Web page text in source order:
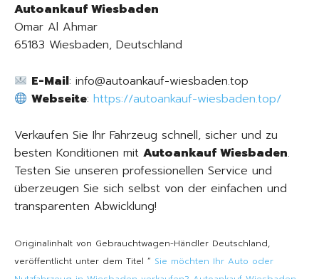
Autoankauf Wiesbaden
Omar Al Ahmar
65183 Wiesbaden, Deutschland
E-Mail: info@autoankauf-wiesbaden.top
Webseite:https://autoankauf-wiesbaden.top/
Verkaufen Sie Ihr Fahrzeug schnell, sicher und zu
besten Konditionen mit Autoankauf Wiesbaden.
Testen Sie unseren professionellen Service und
überzeugen Sie sich selbst von der einfachen und
transparenten Abwicklung!
Originalinhalt von Gebrauchtwagen-Händler Deutschland,
veröffentlicht unter dem Titel “ Sie möchten Ihr Auto oder